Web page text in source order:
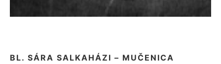
BL. SÁRA SALKAHÁZI – MUČENICA